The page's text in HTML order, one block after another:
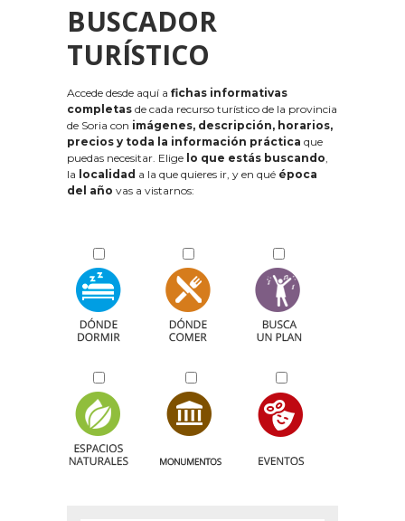
BUSCADOR
TURÍSTICO
Accede desde aquí a fichas informativas
completas de cada recurso turístico de la provincia
de Soria con imágenes, descripción, horarios,
precios y toda la información práctica que
puedas necesitar. Elige lo que estás buscando,
la localidad a la que quieres ir, y en qué época
del año vas a vistarnos: